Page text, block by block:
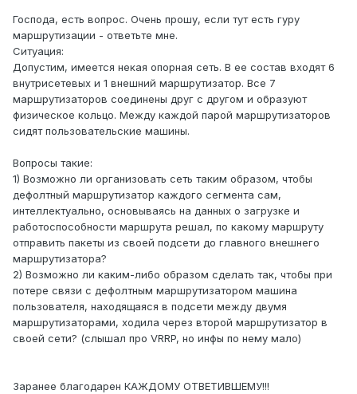
Господа, есть вопрос. Очень прошу, если тут есть гуру
маршрутизации - ответьте мне.
Ситуация:
Допустим, имеется некая опорная сеть. В ее состав входят 6
внутрисетевых и 1 внешний маршрутизатор. Все 7
маршрутизаторов соединены друг с другом и образуют
физическое кольцо. Между каждой парой маршрутизаторов
сидят пользовательские машины.
Вопросы такие:
1) Возможно ли организовать сеть таким образом, чтобы
дефолтный маршрутизатор каждого сегмента сам,
интеллектуально, основываясь на данных о загрузке и
работоспособности маршрута решал, по какому маршруту
отправить пакеты из своей подсети до главного внешнего
маршрутизатора?
2) Возможно ли каким-либо образом сделать так, чтобы при
потере связи с дефолтным маршрутизатором машина
пользователя, находящаяся в подсети между двумя
маршрутизаторами, ходила через второй маршрутизатор в
своей сети? (слышал про VRRP, но инфы по нему мало)
Заранее благодарен КАЖДОМУ ОТВЕТИВШЕМУ!!!